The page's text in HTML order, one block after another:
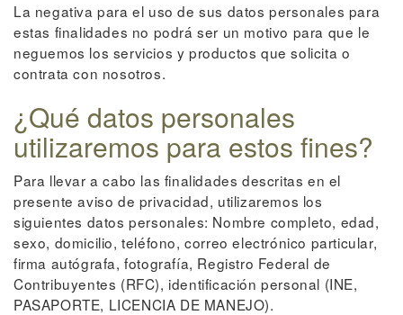
La negativa para el uso de sus datos personales para
estas finalidades no podrá ser un motivo para que le
neguemos los servicios y productos que solicita o
contrata con nosotros.
¿Qué datos personales
utilizaremos para estos fines?
Para llevar a cabo las finalidades descritas en el
presente aviso de privacidad, utilizaremos los
siguientes datos personales: Nombre completo, edad,
sexo, domicilio, teléfono, correo electrónico particular,
firma autógrafa, fotografía, Registro Federal de
Contribuyentes (RFC), identificación personal (INE,
PASAPORTE, LICENCIA DE MANEJO).